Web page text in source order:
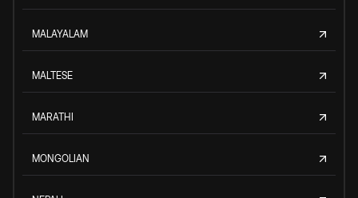
MALAYALAM
MALTESE
MARATHI
MONGOLIAN